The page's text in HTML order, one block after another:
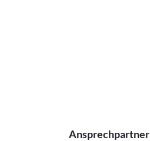
Ansprechpartner